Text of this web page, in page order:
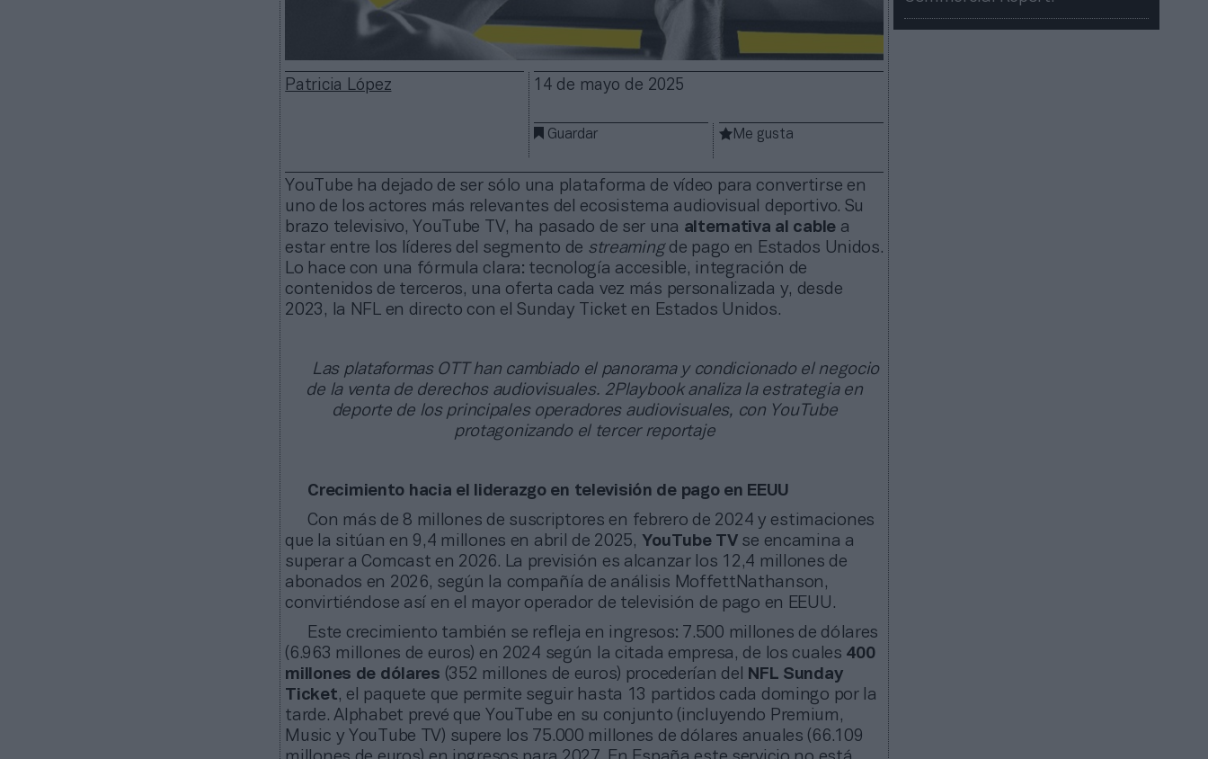
Patricia López 14 de mayo de 2025
Guardar Me gusta
YouTube ha dejado de ser sólo una plataforma de vídeo para convertirse en
uno de los actores más relevantes del ecosistema audiovisual deportivo. Su
brazo televisivo, YouTube TV, ha pasado de ser una alternativa al cable a
estar entre los líderes del segmento de streamingde pago en Estados Unidos.
Lo hace con una fórmula clara: tecnología accesible, integración de
contenidos de terceros, una oferta cada vez más personalizada y, desde
2023, la NFL en directo con el Sunday Ticket en Estados Unidos.
Las plataformas OTT han cambiado el panorama y condicionado el negocio
de la venta de derechos audiovisuales. 2Playbook analiza la estrategia en
deporte de los principales operadores audiovisuales, con YouTube
protagonizando el tercer reportaje
Crecimiento hacia el liderazgo en televisión de pago en EEUU
Con más de 8 millones de suscriptores en febrero de 2024 y estimaciones
que la sitúan en 9,4 millones en abril de 2025, YouTube TVse encamina a
superar a Comcast en 2026. La previsión es alcanzar los 12,4 millones de
abonados en 2026, según la compañía de análisis MoffettNathanson,
convirtiéndose así en el mayor operador de televisión de pago en EEUU.
Este crecimiento también se refleja en ingresos: 7.500 millones de dólares
(6.963 millones de euros) en 2024 según la citada empresa, de los cuales 400
millones de dólares (352 millones de euros) procederían del
NFL Sunday
Ticket, el paquete que permite seguir hasta 13 partidos cada domingo por la
tarde. Alphabet prevé que YouTube en su conjunto (incluyendo Premium,
Music y YouTube TV) supere los 75.000 millones de dólares anuales (66.109